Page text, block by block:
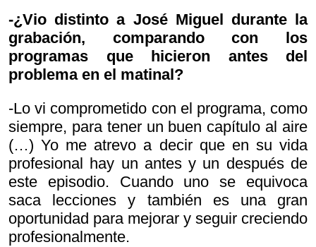
-¿Vio distinto a José Miguel durante la
grabación, comparando con los
programas que hicieron antes del
problema en el matinal?
-Lo vi comprometido con el programa, como
siempre, para tener un buen capítulo al aire
(…) Yo me atrevo a decir que en su vida
profesional hay un antes y un después de
este episodio. Cuando uno se equivoca
saca lecciones y también es una gran
oportunidad para mejorar y seguir creciendo
profesionalmente.